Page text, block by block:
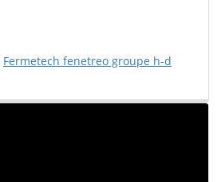
Fermetech fenetreo groupe h-d